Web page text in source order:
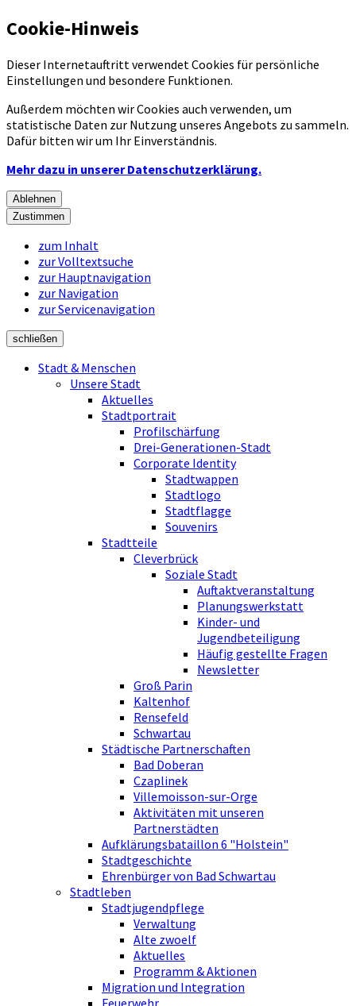
Cookie-Hinweis
Dieser Internetauftritt verwendet Cookies für persönliche
Einstellungen und besondere Funktionen.
Außerdem möchten wir Cookies auch verwenden, um
statistische Daten zur Nutzung unseres Angebots zu sammeln.
Dafür bitten wir um Ihr Einverständnis.
Mehr dazu in unserer Datenschutzerklärung.
Ablehnen
Zustimmen
zum Inhalt
zur Volltextsuche
zur Hauptnavigation
zur Navigation
zur Servicenavigation
schließen
Stadt & Menschen
Unsere Stadt
Aktuelles
Stadtportrait
Profilschärfung
Drei-Generationen-Stadt
Corporate Identity
Stadtwappen
Stadtlogo
Stadtflagge
Souvenirs
Stadtteile
Cleverbrück
Soziale Stadt
Auftaktveranstaltung
Planungswerkstatt
Kinder- und
Jugendbeteiligung
Häufig gestellte Fragen
Newsletter
Groß Parin
Kaltenhof
Rensefeld
Schwartau
Städtische Partnerschaften
Bad Doberan
Czaplinek
Villemoisson-sur-Orge
Aktivitäten mit unseren
Partnerstädten
Aufklärungsbataillon 6 "Holstein"
Stadtgeschichte
Ehrenbürger von Bad Schwartau
Stadtleben
Stadtjugendpflege
Verwaltung
Alte zwoelf
Aktuelles
Programm & Aktionen
Migration und Integration
Feuerwehr